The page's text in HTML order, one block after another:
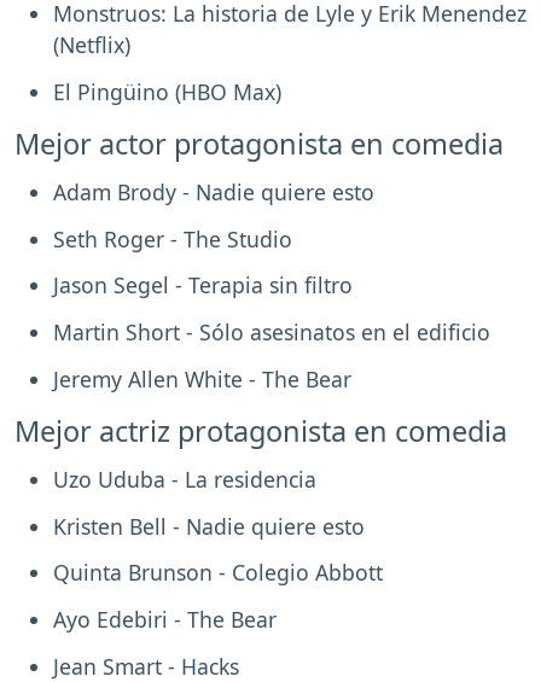
Monstruos: La historia de Lyle y Erik Menendez
(Netflix)
El Pingüino (HBO Max)
Mejor actor protagonista en comedia
Adam Brody - Nadie quiere esto
Seth Roger - The Studio
Jason Segel - Terapia sin filtro
Martin Short - Sólo asesinatos en el edificio
Jeremy Allen White - The Bear
Mejor actriz protagonista en comedia
Uzo Uduba - La residencia
Kristen Bell - Nadie quiere esto
Quinta Brunson - Colegio Abbott
Ayo Edebiri - The Bear
Jean Smart - Hacks